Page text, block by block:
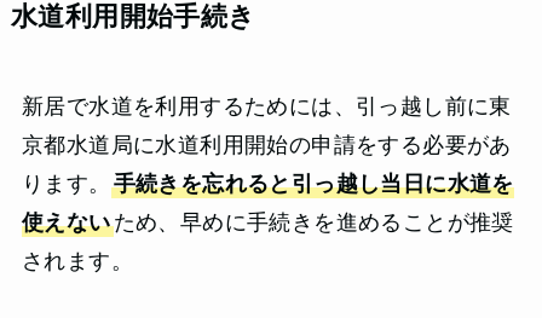
水道利用開始手続き
新居で水道を利用するためには、引っ越し前に東
京都水道局に水道利用開始の申請をする必要があ
ります。 手続きを忘れると引っ越し当日に水道を
使えないため、早めに手続きを進めることが推奨
されます。